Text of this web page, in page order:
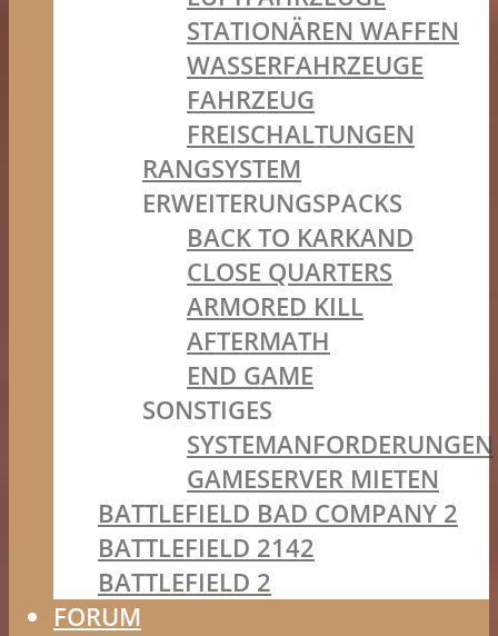
STATIONÄREN WAFFEN
WASSERFAHRZEUGE
FAHRZEUG
FREISCHALTUNGEN
RANGSYSTEM
ERWEITERUNGSPACKS
BACK TO KARKAND
CLOSE QUARTERS
ARMORED KILL
AFTERMATH
END GAME
SONSTIGES
SYSTEMANFORDERUNGEN
GAMESERVER MIETEN
BATTLEFIELD BAD COMPANY 2
BATTLEFIELD 2142
BATTLEFIELD 2
FORUM